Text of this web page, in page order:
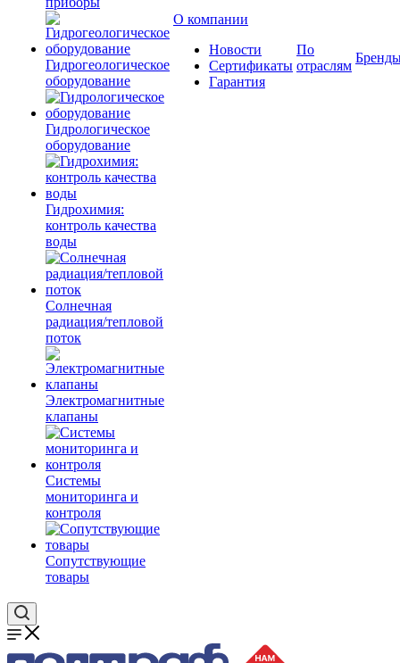
Гидрогеологическое
оборудование
Гидрологическое
оборудование
Гидрохимия:
контроль качества
воды
Солнечная
радиация/тепловой
поток
Электромагнитные
клапаны
Системы
мониторинга и
контроля
Сопутствующие
товары
О компании
Новости
Сертификаты
Гарантия
По
отраслям